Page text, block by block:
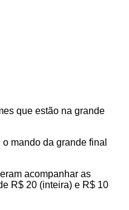
que estão na grande
mando da grande final
acompanhar as
R$ 20 (inteira) e R$ 10